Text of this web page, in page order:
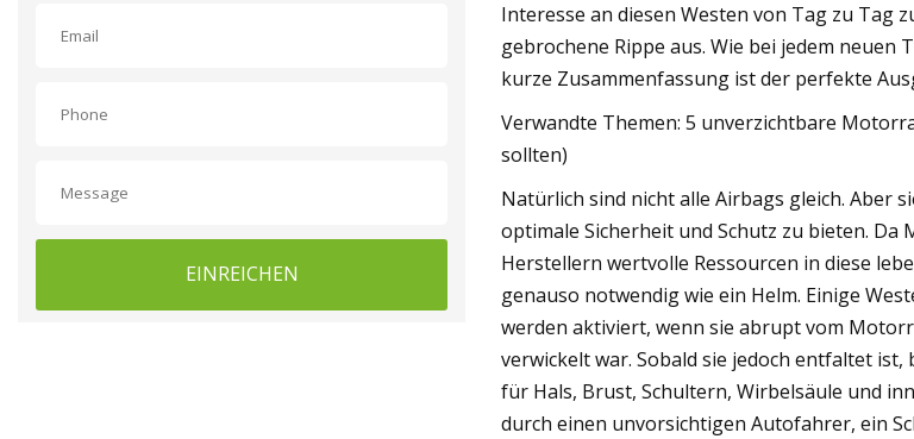
EINREICHEN
Interesse an diesen Westen von Tag zu Tag
gebrochene Rippe aus. Wie bei jedem
kurze Zusammenfassung ist der perfekte
Verwandte Themen: 5 unverzichtbare
sollten)
Natürlich sind nicht alle Airbags gleich. Aber
optimale Sicherheit und Schutz zu bieten. Da
Herstellern wertvolle Ressourcen in diese
genauso notwendig wie ein Helm. Einige
werden aktiviert, wenn sie abrupt vom
verwickelt war. Sobald sie jedoch entfaltet
für Hals, Brust, Schultern, Wirbelsäule und
durch einen unvorsichtigen Autofahrer, ein